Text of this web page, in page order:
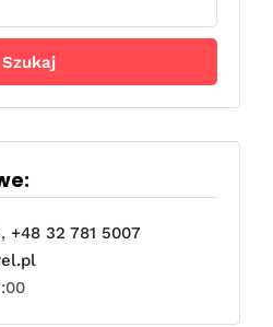
, +48 32 781 5007